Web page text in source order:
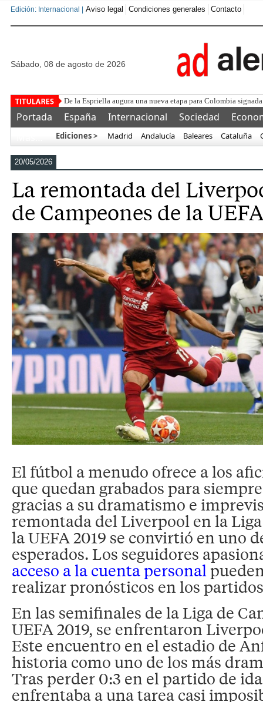
Edición: Internacional | Aviso legal Condiciones generales Contacto
sábado, 08 de agosto de 2026
Núcleo Naci
Portada España Internacional Sociedad
Ediciones > Madrid Andalucía Baleares Cataluña
20/05/2026
La remontada del
de Campeones de la
El fútbol a menudo ofrece a los
que quedan grabados para
gracias a su dramatismo e
remontada del Liverpool en la
la UEFA 2019 se convirtió en uno
esperados. Los seguidores
acceso a la cuenta personal
realizar pronósticos en los
En las semifinales de la Liga de
UEFA 2019, se enfrentaron
Este encuentro en el estadio de
historia como uno de los más
Tras perder 0:3 en el partido de
enfrentaba a una tarea casi